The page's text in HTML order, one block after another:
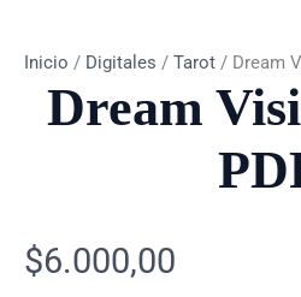
Inicio / Digitales / Tarot / Dream
Dream
$6.000,00